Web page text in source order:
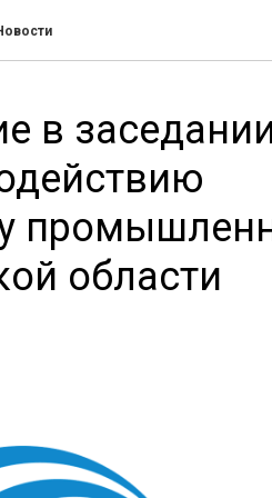
в
области